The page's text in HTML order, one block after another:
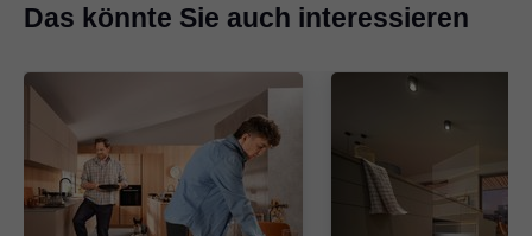
Das könnte Sie auch interessieren